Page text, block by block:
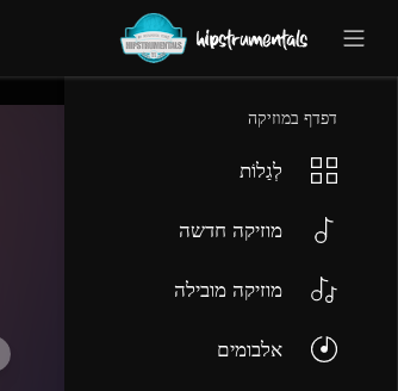
דפדף במוזיקה
לְגַלוֹת
מוזיקה חדשה
מוזיקה מובילה
אלבומים